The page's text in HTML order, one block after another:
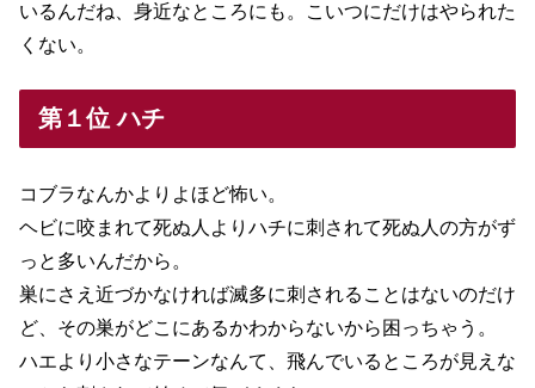
いるんだね、身近なところにも。こいつにだけはやられた
くない。
第１位 ハチ
コブラなんかよりよほど怖い。
ヘビに咬まれて死ぬ人よりハチに刺されて死ぬ人の方がず
っと多いんだから。
巣にさえ近づかなければ滅多に刺されることはないのだけ
ど、その巣がどこにあるかわからないから困っちゃう。
ハエより小さなテーンなんて、飛んでいるところが見えな